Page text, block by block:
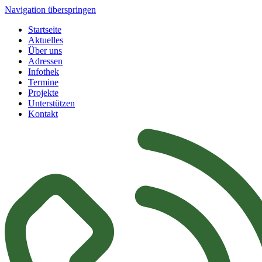
Navigation überspringen
Startseite
Aktuelles
Über uns
Adressen
Infothek
Termine
Projekte
Unterstützen
Kontakt